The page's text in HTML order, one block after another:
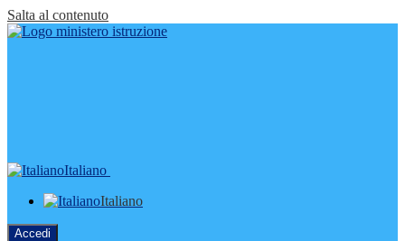
Salta al contenuto
Italiano
Italiano
Accedi